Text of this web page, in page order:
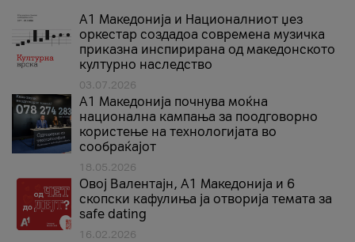
А1 Македонија и Националниот џез
оркестар создадоа современа музичка
приказна инспирирана од македонското
културно наследство
03.07.2026
A1 Македонија почнува моќна
национална кампања за поодговорно
користење на технологијата во
сообраќајот
18.05.2026
Овој Валентајн, A1 Македонија и 6
скопски кафулиња ја отворија темата за
safe dating
16.02.2026